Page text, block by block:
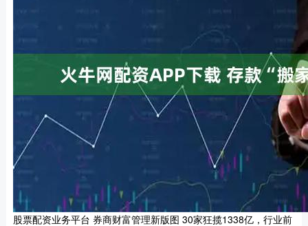
股票配资业务平台 券商财富管理新版图 30家狂揽1338亿，行业前